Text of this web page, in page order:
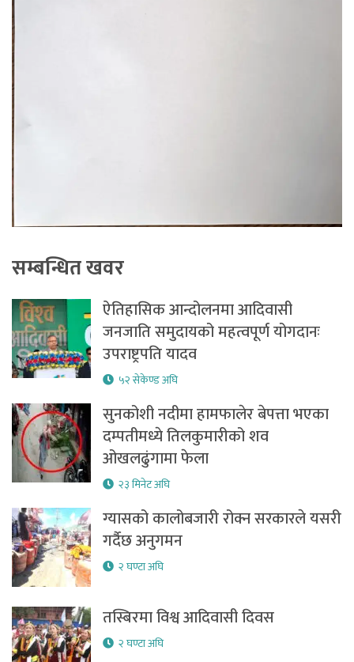
सम्बन्धित खवर
ऐतिहासिक आन्दोलनमा आदिवासी
जनजाति समुदायको महत्वपूर्ण योगदानः
उपराष्ट्रपति यादव
५२ सेकेण्ड अघि
सुनकोशी नदीमा हामफालेर बेपत्ता भएका
दम्पतीमध्ये तिलकुमारीको शव
ओखलढुंगामा फेला
२३ मिनेट अघि
ग्यासको कालोबजारी रोक्न सरकारले यसरी
गर्दैछ अनुगमन
२ घण्टा अघि
तस्बिरमा विश्व आदिवासी दिवस
२ घण्टा अघि